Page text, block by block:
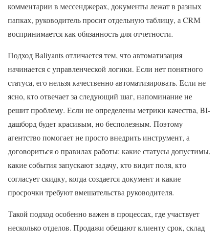
комментарии в мессенджерах, документы лежат в разных
папках, руководитель просит отдельную таблицу, а CRM
воспринимается как обязанность для отчетности.
Подход Baliyants отличается тем, что автоматизация
начинается с управленческой логики. Если нет понятного
статуса, его нельзя качественно автоматизировать. Если не
ясно, кто отвечает за следующий шаг, напоминание не
решит проблему. Если не определены метрики качества, BI-
дашборд будет красивым, но бесполезным. Поэтому
агентство помогает не просто внедрить инструмент, а
договориться о правилах работы: какие статусы допустимы,
какие события запускают задачу, кто видит поля, кто
согласует скидку, когда создается документ и какие
просрочки требуют вмешательства руководителя.
Такой подход особенно важен в процессах, где участвует
несколько отделов. Продажи обещают клиенту срок, склад